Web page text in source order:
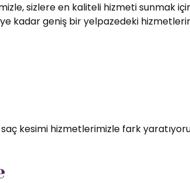
sizlere en kaliteli hizmeti sunmak
kadar geniş bir yelpazedeki
kesimi hizmetlerimizle fark